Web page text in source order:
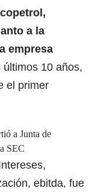
a la
empresa
últimos 10 años,
el primer
a Junta de
SEC
ebitda, fue